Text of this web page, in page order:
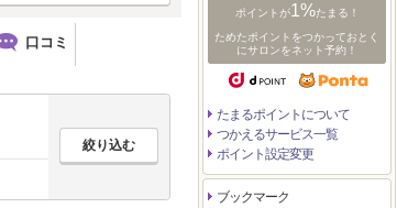
口コミ
ポイントが1%たまる！
ためたポイントをつかっておとく
にサロンをネット予約！
たまるポイントについて
つかえるサービス一覧
ポイント設定変更
ブックマーク